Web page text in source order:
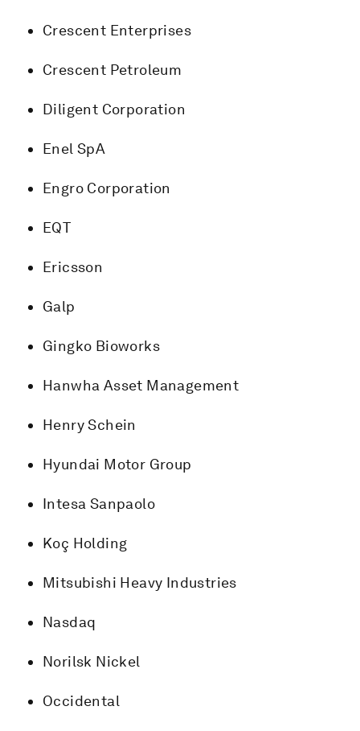
Crescent Enterprises
Crescent Petroleum
Diligent Corporation
Enel SpA
Engro Corporation
EQT
Ericsson
Galp
Gingko Bioworks
Hanwha Asset Management
Henry Schein
Hyundai Motor Group
Intesa Sanpaolo
Koç Holding
Mitsubishi Heavy Industries
Nasdaq
Norilsk Nickel
Occidental